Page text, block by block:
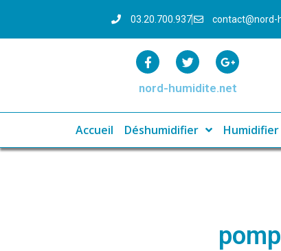
03.20.700.937
nord-humidite.net
Accueil Déshumidifier